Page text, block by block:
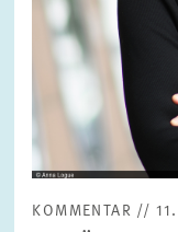
KOMMENTAR //